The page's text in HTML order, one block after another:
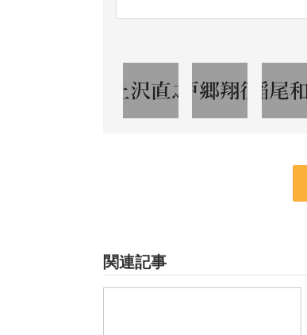
関連記事